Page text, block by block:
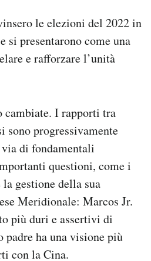
le elezioni del 2022 in
si presentarono come una
e rafforzare l’unità
cambiate. I rapporti tra
sono progressivamente
di fondamentali
questioni, come i
gestione della sua
Meridionale: Marcos Jr.
più duri e assertivi di
padre ha una visione più
con la Cina.